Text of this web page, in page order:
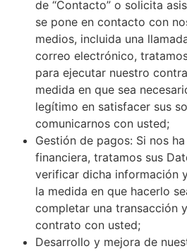
de “Contacto” o solicita
se pone en contacto con
medios, incluida una
correo electrónico,
para ejecutar nuestro
medida en que sea
legítimo en satisfacer sus
comunicarnos con usted;
Gestión de pagos: Si nos
financiera, tratamos sus
verificar dicha información
la medida en que hacerlo
completar una transacción
contrato con usted;
Desarrollo y mejora de